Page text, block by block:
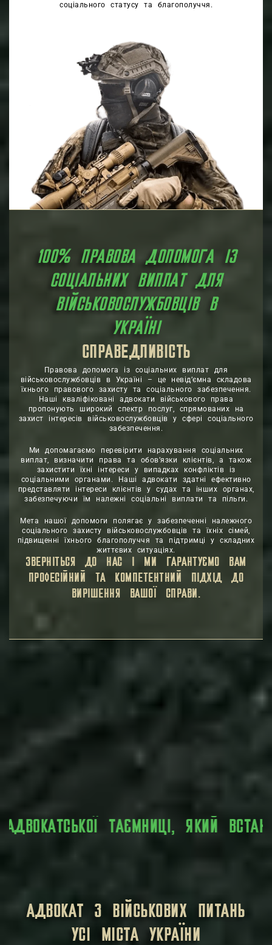
соціального статусу та благополуччя.
100% ПРАВОВА ДОПОМОГА ІЗ
СОЦІАЛЬНИХ ВИПЛАТ ДЛЯ
ВІЙСЬКОВОСЛУЖБОВЦІВ В
УКРАЇНІ
ЗАХИСТ
СПРАВЕДЛИВІСТЬ
Правова допомога із соціальних виплат для
військовослужбовців в Україні – це невід’ємна складова
їхнього правового захисту та соціального забезпечення.
Наші кваліфіковані адвокати військового права
пропонують широкий спектр послуг, спрямованих на
захист інтересів військовослужбовців у сфері соціального
забезпечення.
Ми допомагаємо перевірити нарахування соціальних
виплат, визначити права та обов’язки клієнтів, а також
захистити їхні інтереси у випадках конфліктів із
соціальними органами. Наші адвокати здатні ефективно
представляти інтереси клієнтів у судах та інших органах,
забезпечуючи їм належні соціальні виплати та пільги.
Мета нашої допомоги полягає у забезпеченні належного
соціального захисту військовослужбовців та їхніх сімей,
підвищенні їхнього благополуччя та підтримці у складних
життєвих ситуаціях.
ЗВЕРНІТЬСЯ ДО НАС І МИ ГАРАНТУЄМО ВАМ
ПРОФЕСІЙНИЙ ТА КОМПЕТЕНТНИЙ ПІДХІД ДО
ВИРІШЕННЯ ВАШОЇ СПРАВИ.
ЗАКОНОМ.ВСЯ ОСОБИСТА
АДВОКАТ З ВІЙСЬКОВИХ ПИТАНЬ
УСІ МІСТА УКРАЇНИ